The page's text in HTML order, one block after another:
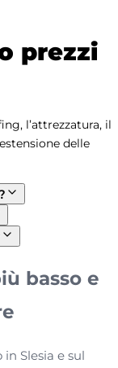
prezzi
l’attrezzatura, il
delle
basso e
Slesia e sul